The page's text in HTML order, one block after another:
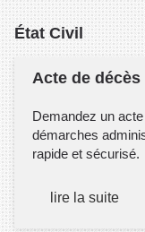
État Civil
Acte de décès
Demandez un
démarches
rapide et sécurisé.
lire la suite